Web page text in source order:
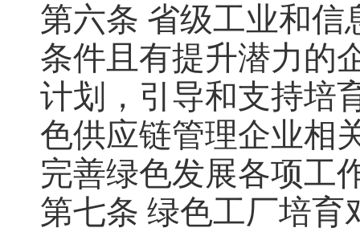
第六条 省级工业和信
条件且有提升潜力的
计划，引导和支持培
色供应链管理企业相
完善绿色发展各项工
第七条 绿色工厂培育